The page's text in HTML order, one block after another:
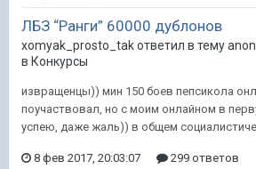
ЛБЗ “Ранги” 60000 дублонов
xomyak_prosto_tak ответил в тему
в Конкурсы
извращенцы)) мин 150 боев пепсикола
поучаствовал, но с моим онлайном в
успею, даже жаль)) в общем
8 фев 2017, 20:03:07 299 ответов